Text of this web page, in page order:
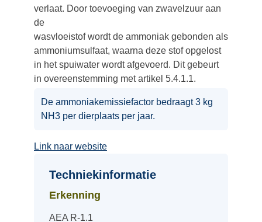
verlaat. Door toevoeging van zwavelzuur aan
de
wasvloeistof wordt de ammoniak gebonden als
ammoniumsulfaat, waarna deze stof opgelost
in het spuiwater wordt afgevoerd. Dit gebeurt
in overeenstemming met artikel 5.4.1.1.
De ammoniakemissiefactor bedraagt 3 kg
NH3 per dierplaats per jaar.
Link naar website
Techniekinformatie
Erkenning
AEA R-1.1